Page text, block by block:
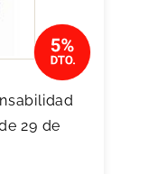
29 de